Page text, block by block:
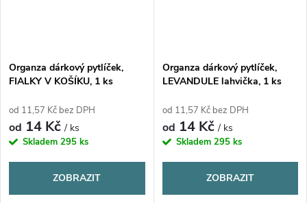
Organza dárkový pytlíček,
FIALKY V KOŠÍKU, 1 ks
od 11,57 Kč bez DPH
od 14 Kč/ ks
Skladem 295 ks
ZOBRAZIT
Organza dárkový pytlíček,
LEVANDULE lahvička, 1 ks
od 11,57 Kč bez DPH
od 14 Kč/ ks
Skladem 295 ks
ZOBRAZIT